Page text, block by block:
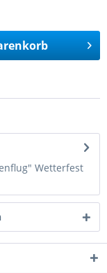
Wetterfest